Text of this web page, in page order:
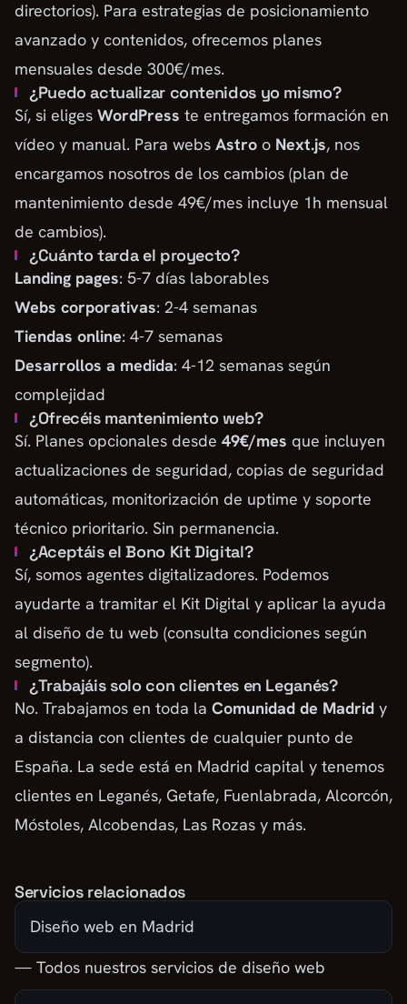
directorios). Para estrategias de posicionamiento
avanzado y contenidos, ofrecemos planes
mensuales desde 300€/mes.
¿Puedo actualizar contenidos yo mismo?
Sí, si eliges WordPress te entregamos formación en
vídeo y manual. Para webs Astro o Next.js, nos
encargamos nosotros de los cambios (plan de
mantenimiento desde 49€/mes incluye 1h mensual
de cambios).
¿Cuánto tarda el proyecto?
Landing pages: 5-7 días laborables
Webs corporativas: 2-4 semanas
Tiendas online: 4-7 semanas
Desarrollos a medida: 4-12 semanas según
complejidad
¿Ofrecéis mantenimiento web?
Sí. Planes opcionales desde 49€/mes que incluyen
actualizaciones de seguridad, copias de seguridad
automáticas, monitorización de uptime y soporte
técnico prioritario. Sin permanencia.
¿Aceptáis el Bono Kit Digital?
Sí, somos agentes digitalizadores. Podemos
ayudarte a tramitar el Kit Digital y aplicar la ayuda
al diseño de tu web (consulta condiciones según
segmento).
¿Trabajáis solo con clientes en Leganés?
No. Trabajamos en toda la Comunidad de Madrid y
a distancia con clientes de cualquier punto de
España. La sede está en Madrid capital y tenemos
clientes en Leganés, Getafe, Fuenlabrada, Alcorcón,
Móstoles, Alcobendas, Las Rozas y más.
Servicios relacionados
Diseño web en Madrid
— Todos nuestros servicios de diseño web